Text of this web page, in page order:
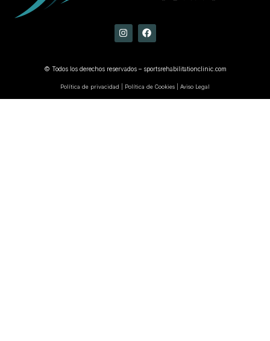
© Todos los derechos reservados – sportsrehabilitationclinic.com
Política de privacidad | Política de Cookies | Aviso Legal